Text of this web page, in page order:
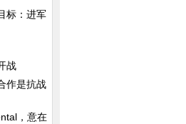
标：进军
战
作是抗战
，意在